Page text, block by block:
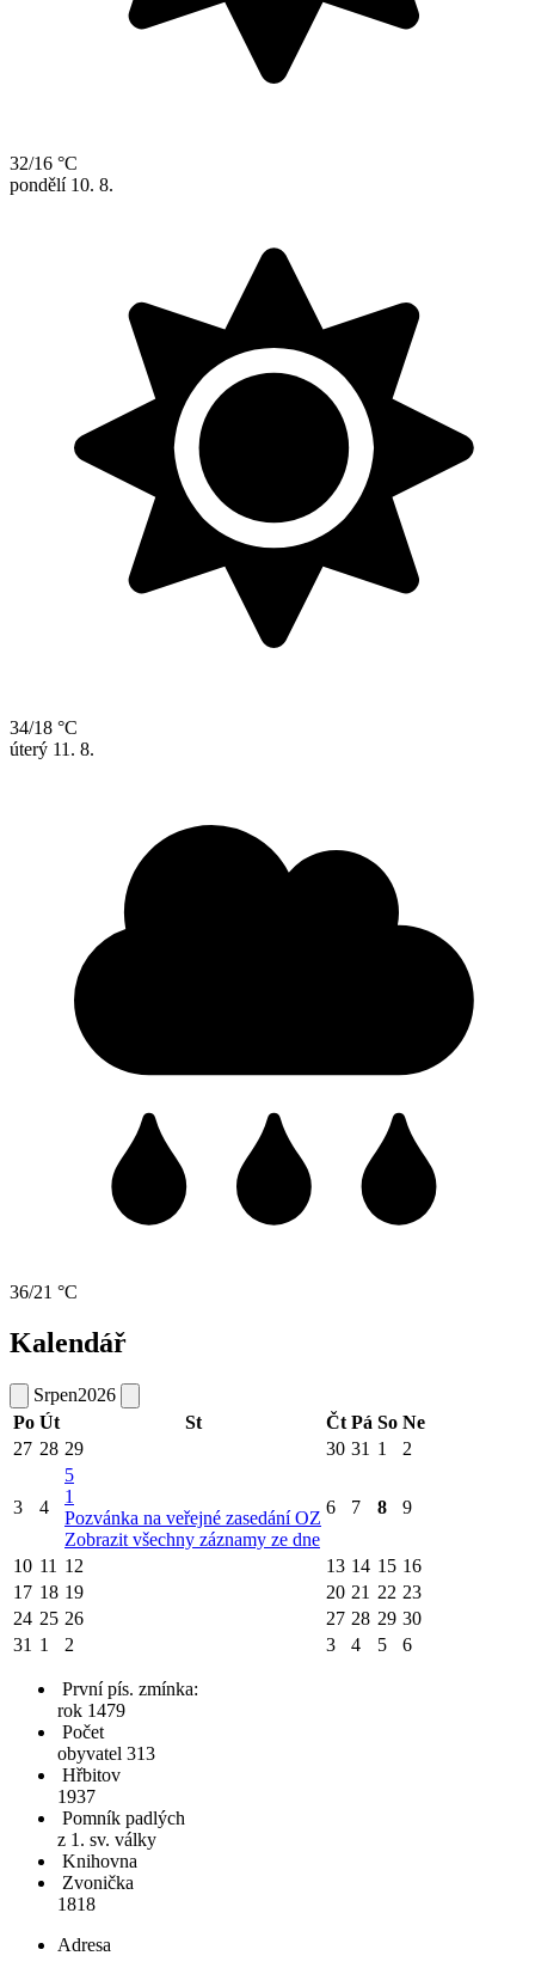
32/16 °C
pondělí 10. 8.
34/18 °C
úterý 11. 8.
36/21 °C
Kalendář
Srpen2026
Po Út St Čt Pá So Ne
27 28 29 30 31 1 2
3 4
5
1
Pozvánka na veřejné zasedání OZ
Zobrazit všechny záznamy ze dne
6 7 8 9
10 11 12 13 14 15 16
17 18 19 20 21 22 23
24 25 26 27 28 29 30
31 1 2 3 4 5 6
První pís. zmínka:
rok 1479
Počet
obyvatel 313
Hřbitov
1937
Pomník padlých
z 1. sv. války
Knihovna
Zvonička
1818
Adresa